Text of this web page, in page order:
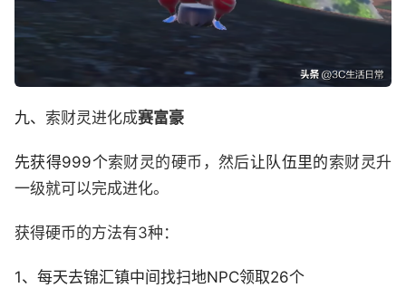
九、 索财灵进化成赛富豪
先获得999个索财灵的硬币，然后让队伍里的索财灵升
一级就可以完成进化。
获得硬币的方法有3种：
1、每天去锦汇镇中间找扫地NPC领取26个